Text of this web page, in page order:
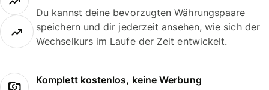
Du kannst deine bevorzugten Währungspaare
speichern und dir jederzeit ansehen, wie sich der
Wechselkurs im Laufe der Zeit entwickelt.
Komplett kostenlos, keine Werbung